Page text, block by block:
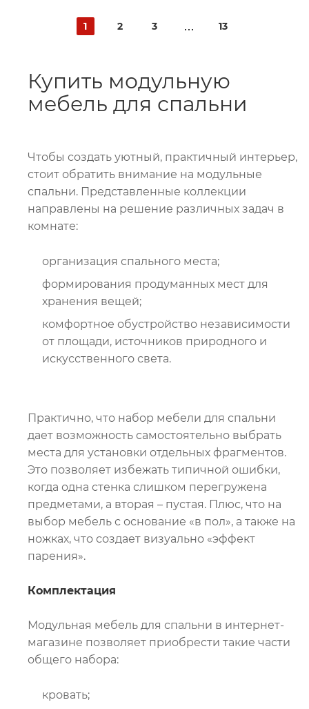
1 2 3 13
Купить модульную
мебель для спальни
Чтобы создать уютный, практичный интерьер,
стоит обратить внимание на модульные
спальни. Представленные коллекции
направлены на решение различных задач в
комнате:
организация спального места;
формирования продуманных мест для
хранения вещей;
комфортное обустройство независимости
от площади, источников природного и
искусственного света.
Практично, что набор мебели для спальни
дает возможность самостоятельно выбрать
места для установки отдельных фрагментов.
Это позволяет избежать типичной ошибки,
когда одна стенка слишком перегружена
предметами, а вторая – пустая. Плюс, что на
выбор мебель с основание «в пол», а также на
ножках, что создает визуально «эффект
парения».
Комплектация
Модульная мебель для спальни в интернет-
магазине позволяет приобрести такие части
общего набора:
кровать;